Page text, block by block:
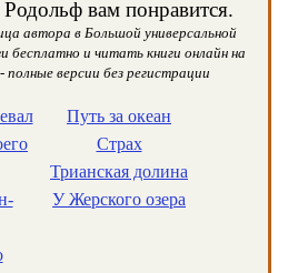
вам понравится.
автора в Большой универсальной
бесплатно и читать книги онлайн на
полные версии без регистрации
Путь за океан
Страх
Трианская долина
У Жерского озера